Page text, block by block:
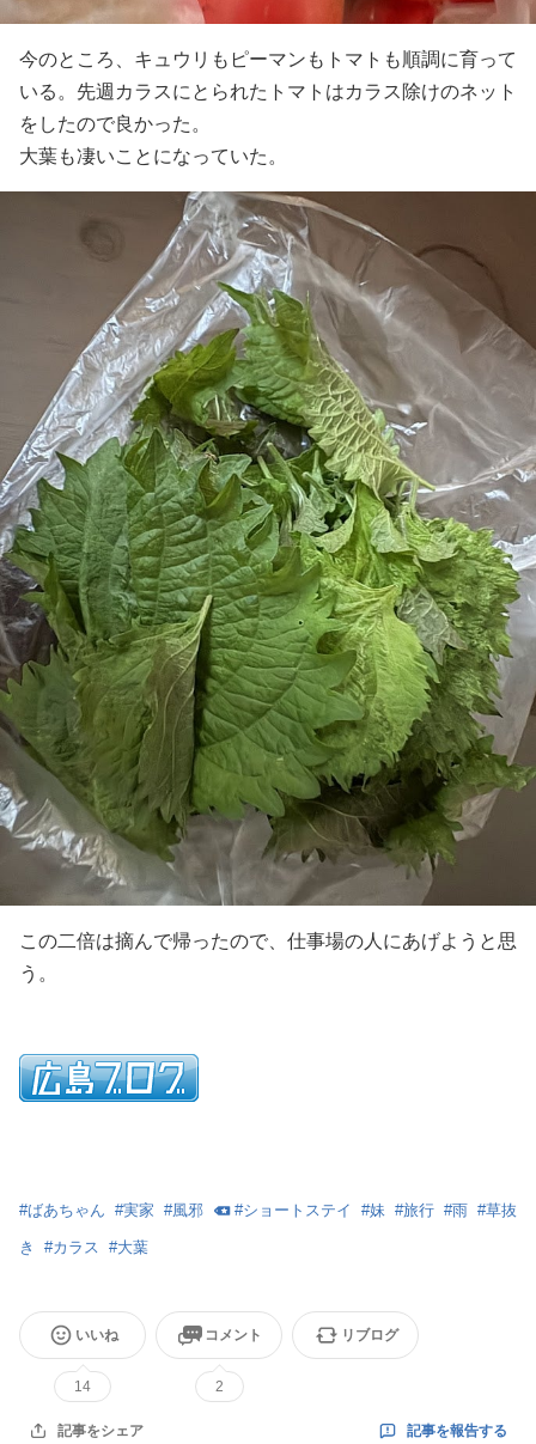
今のところ、キュウリもピーマンもトマトも順調に育って
いる。先週カラスにとられたトマトはカラス除けのネット
をしたので良かった。
大葉も凄いことになっていた。
この二倍は摘んで帰ったので、仕事場の人にあげようと思
う。
#ばあちゃん #実家 #風邪 #ショートステイ #妹 #旅行 #雨 #草抜
き #カラス #大葉
いいね
14
コメント
2
リブログ
記事をシェア 記事を報告する